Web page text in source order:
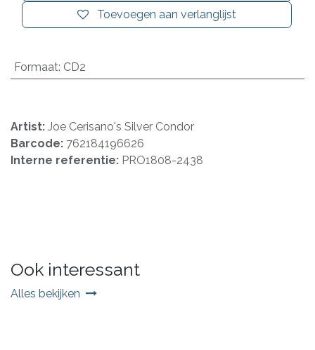
Toevoegen aan verlanglijst
Formaat: CD2
Artist: Joe Cerisano's Silver Condor
Barcode: 762184196626
Interne referentie: PRO1808-2438
Ook interessant
Alles bekijken